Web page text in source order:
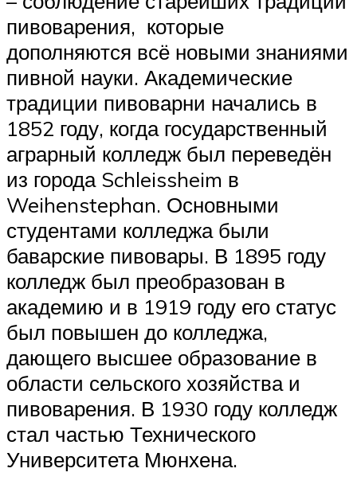
пивоварения, которые
дополняются всё новыми знаниями
пивной науки. Академические
традиции пивоварни начались в
1852 году, когда государственный
аграрный колледж был переведён
из города Schleissheim в
Weihenstephan. Основными
студентами колледжа были
баварские пивовары. В 1895 году
колледж был преобразован в
академию и в 1919 году его статус
был повышен до колледжа,
дающего высшее образование в
области сельского хозяйства и
пивоварения. В 1930 году колледж
стал частью Технического
Университета Мюнхена.